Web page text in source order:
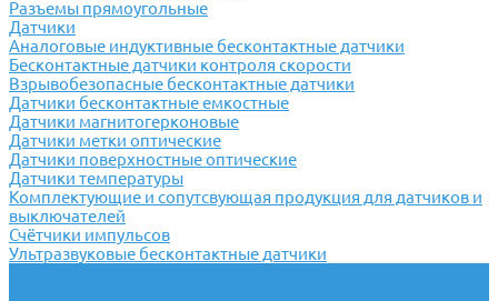
Разъемы прямоугольные
Датчики
Аналоговые индуктивные бесконтактные датчики
Бесконтактные датчики контроля скорости
Взрывобезопасные бесконтактные датчики
Датчики бесконтактные емкостные
Датчики магнитогерконовые
Датчики метки оптические
Датчики поверхностные оптические
Датчики температуры
Комплектующие и сопутсвующая продукция для датчиков и
выключателей
Счётчики импульсов
Ультразвуковые бесконтактные датчики